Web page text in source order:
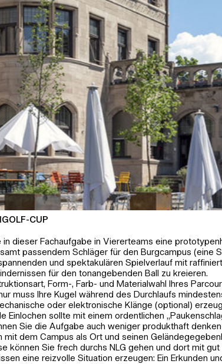
CUP
in dieser Fachaufgabe in Viererteams eine
passendem Schläger für den Burgcampus (eine
und spektakulären Spielverlauf mit
für den tonangebenden Ball zu kreieren.
Form-, Farb- und Materialwahl Ihres
muss Ihre Kugel während des Durchlaufs
oder elektronische Klänge (optional)
Einlochen sollte mit einem ordentlichen
Sie die Aufgabe auch weniger produkthaft denken
mit dem Campus als Ort und seinen
können Sie frech durchs NLG gehen und dort mit
eine reizvolle Situation erzeugen: Ein Erkunden